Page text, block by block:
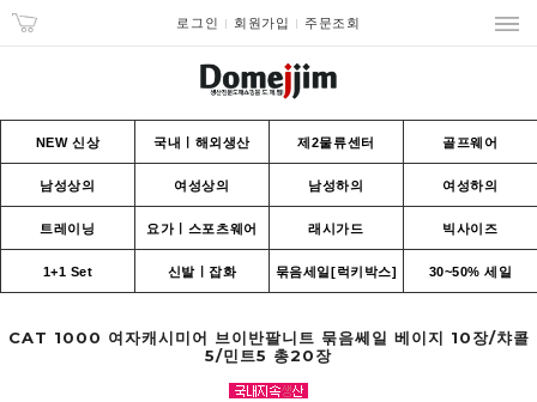
로그인 회원가입 주문조회
NEW 신상 국내ㅣ해외생산 제2물류센터 골프웨어
남성상의 여성상의 남성하의 여성하의
트레이닝 요가ㅣ스포츠웨어 래시가드 빅사이즈
1+1 Set 신발ㅣ잡화 묶음세일[럭키박스] 30~50% 세일
CAT 1000 여자캐시미어 브이반팔니트 묶음쎄일 베이지 10장/챠콜
5/민트5 총20장